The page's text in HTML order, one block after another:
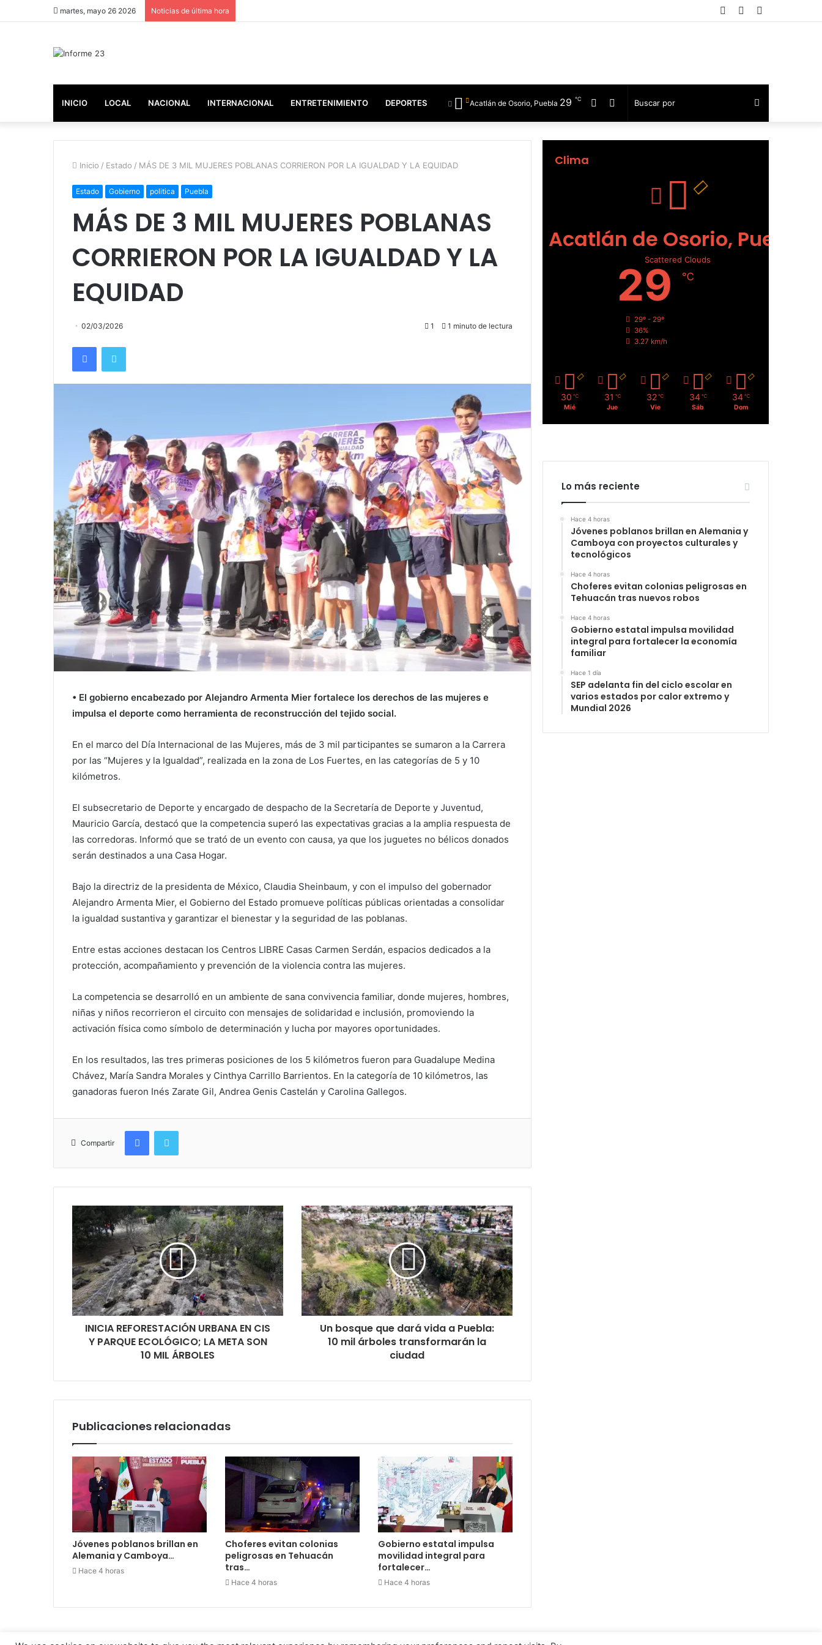
martes, mayo 26 2026 Noticias de última hora Telegram
Facebook
INICIO LOCAL NACIONAL INTERNACIONAL ENTRETENIMIENTO DEPORTES Buscar
por
Telegram
Facebook
Acatlán de Osorio, Puebla 29 ℃
Inicio / Estado / MÁS DE 3 MIL MUJERES POBLANAS CORRIERON POR LA IGUALDAD Y LA EQUIDAD
Estado Gobierno politica Puebla
MÁS DE 3 MIL MUJERES POBLANAS
CORRIERON POR LA IGUALDAD Y LA
EQUIDAD
02/03/2026 1 1 minuto de lectura
FacebookTwitter
• El gobierno encabezado por Alejandro Armenta Mier fortalece los derechos de las mujeres e
impulsa el deporte como herramienta de reconstrucción del tejido social.
En el marco del Día Internacional de las Mujeres, más de 3 mil participantes se sumaron a la Carrera
por las “Mujeres y la Igualdad”, realizada en la zona de Los Fuertes, en las categorías de 5 y 10
kilómetros.
El subsecretario de Deporte y encargado de despacho de la Secretaría de Deporte y Juventud,
Mauricio García, destacó que la competencia superó las expectativas gracias a la amplia respuesta de
las corredoras. Informó que se trató de un evento con causa, ya que los juguetes no bélicos donados
serán destinados a una Casa Hogar.
Bajo la directriz de la presidenta de México, Claudia Sheinbaum, y con el impulso del gobernador
Alejandro Armenta Mier, el Gobierno del Estado promueve políticas públicas orientadas a consolidar
la igualdad sustantiva y garantizar el bienestar y la seguridad de las poblanas.
Entre estas acciones destacan los Centros LIBRE Casas Carmen Serdán, espacios dedicados a la
protección, acompañamiento y prevención de la violencia contra las mujeres.
La competencia se desarrolló en un ambiente de sana convivencia familiar, donde mujeres, hombres,
niñas y niños recorrieron el circuito con mensajes de solidaridad e inclusión, promoviendo la
activación física como símbolo de determinación y lucha por mayores oportunidades.
En los resultados, las tres primeras posiciones de los 5 kilómetros fueron para Guadalupe Medina
Chávez, María Sandra Morales y Cinthya Carrillo Barrientos. En la categoría de 10 kilómetros, las
ganadoras fueron Inés Zarate Gil, Andrea Genis Castelán y Carolina Gallegos.
Compartir
FacebookTwitter
INICIA REFORESTACIÓN URBANA EN CIS
Y PARQUE ECOLÓGICO; LA META SON
10 MIL ÁRBOLES
Un bosque que dará vida a Puebla:
10 mil árboles transformarán la
ciudad
Publicaciones relacionadas
Jóvenes poblanos brillan en
Alemania y Camboya…
Hace 4 horas
Choferes evitan colonias
peligrosas en Tehuacán
tras…
Hace 4 horas
Gobierno estatal impulsa
movilidad integral para
fortalecer…
Hace 4 horas
Clima
Acatlán de Osorio, Puebla
Scattered Clouds
29 ℃
29º - 29º
36%
3.27 km/h
30 ℃
Mié
31 ℃
Jue
32 ℃
Vie
34 ℃
Sáb
34 ℃
Dom
Lo más reciente
Hace 4 horas
Jóvenes poblanos brillan en Alemania y
Camboya con proyectos culturales y
tecnológicos
Hace 4 horas
Choferes evitan colonias peligrosas en
Tehuacán tras nuevos robos
Hace 4 horas
Gobierno estatal impulsa movilidad
integral para fortalecer la economía
familiar
Hace 1 día
SEP adelanta fin del ciclo escolar en
varios estados por calor extremo y
Mundial 2026